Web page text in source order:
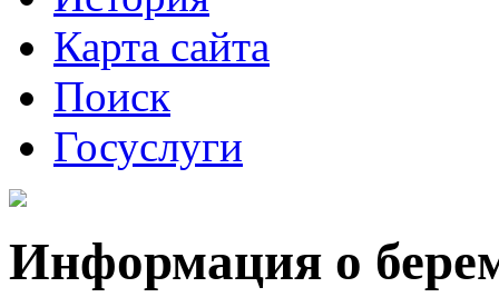
Карта сайта
Поиск
Госуслуги
Информация о